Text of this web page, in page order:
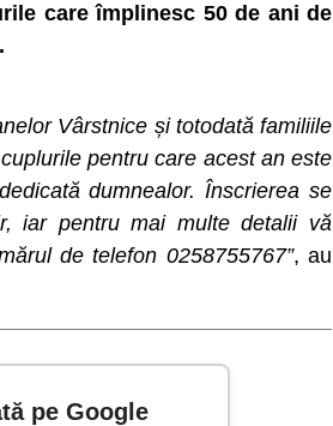
care împlinesc 50 de ani de
Vârstnice și totodată familiile
pentru care acest an este
dumnealor. Înscrierea se
iar pentru mai multe detalii vă
de telefon 0258755767”, au
pe Google